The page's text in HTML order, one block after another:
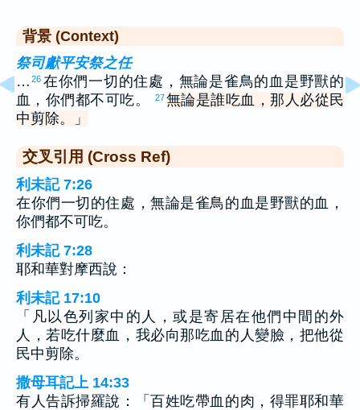
背景 (Context)
祭司獻平安祭之任
… 26 在你們一切的住處，無論是雀鳥的血是野獸的
血，你們都不可吃。
27 無論是誰吃血，那人必從民
中剪除。」
交叉引用 (Cross Ref)
利未記 7:26
在你們一切的住處，無論是雀鳥的血是野獸的血，
你們都不可吃。
利未記 7:28
耶和華對摩西說：
利未記 17:10
「凡以色列家中的人，或是寄居在他們中間的外
人，若吃什麼血，我必向那吃血的人變臉，把他從
民中剪除。
撒母耳記上 14:33
有人告訴掃羅說：「百姓吃帶血的肉，得罪耶和華